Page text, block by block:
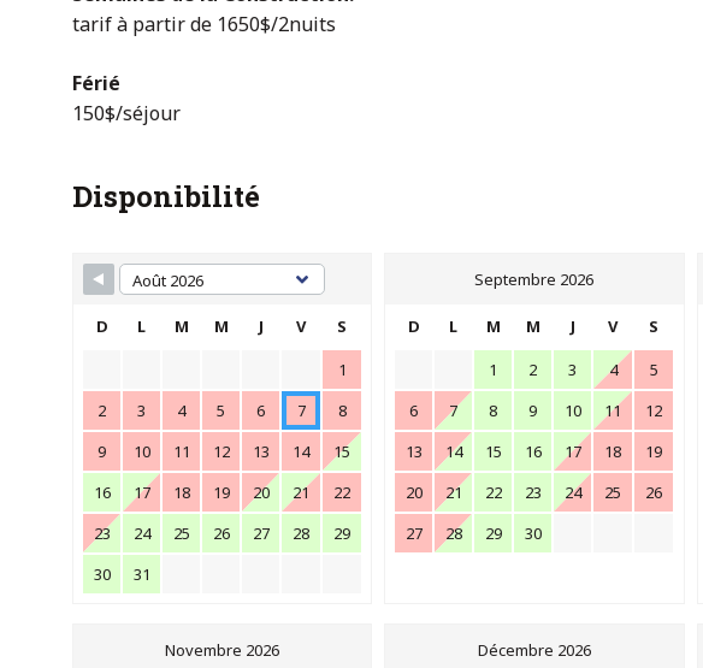
tarif à partir de 1650$/2nuits
Férié
150$/séjour
Disponibilité
D L M M J V
S
1
2
3 4 5 6 7
8
9
10 11 12 13 14
15
16
17 18 19 20 21
22
23
24 25 26 27 28
29
30
31
Septembre 2026
D L M M J V
S
1
2 3 4
5
6
7 8 9 10 11
12
13
14 15 16 17 18
19
20
21 22 23 24 25
26
27
28 29 30
Novembre 2026 Décembre 2026